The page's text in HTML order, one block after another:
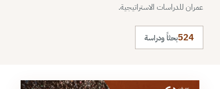
عمران للدراسات الاستراتيجية.
524بحثاً ودراسة